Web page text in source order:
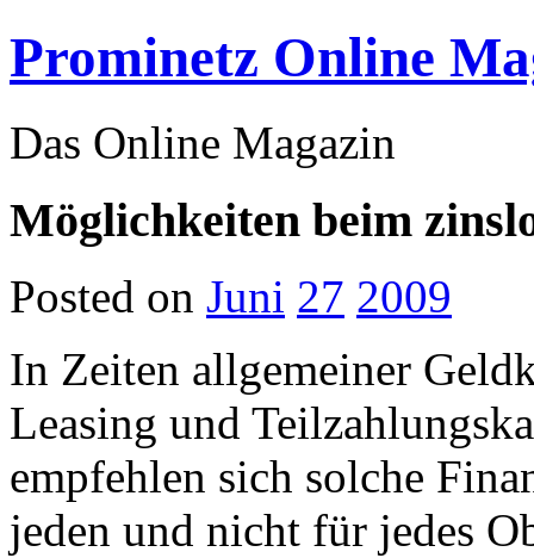
Prominetz Online
Das Online Magazin
Möglichkeiten beim
Posted on Juni 27 2009
In Zeiten allgemeiner
Leasing und
empfehlen sich solche
jeden und nicht für jedes